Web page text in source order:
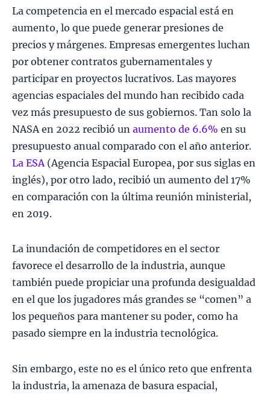
La competencia en el mercado espacial está en
aumento, lo que puede generar presiones de
precios y márgenes. Empresas emergentes luchan
por obtener contratos gubernamentales y
participar en proyectos lucrativos. Las mayores
agencias espaciales del mundo han recibido cada
vez más presupuesto de sus gobiernos. Tan solo la
NASA en 2022 recibió un aumento de 6.6% en su
presupuesto anual comparado con el año anterior.
La ESA (Agencia Espacial Europea, por sus siglas en
inglés), por otro lado, recibió un aumento del 17%
en comparación con la última reunión ministerial,
en 2019.
La inundación de competidores en el sector
favorece el desarrollo de la industria, aunque
también puede propiciar una profunda desigualdad
en el que los jugadores más grandes se “comen” a
los pequeños para mantener su poder, como ha
pasado siempre en la industria tecnológica.
Sin embargo, este no es el único reto que enfrenta
la industria, la amenaza de basura espacial,